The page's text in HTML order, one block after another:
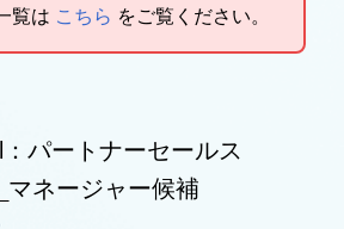
覧は こちら をご覧ください。
パートナーセールス
マネージャー候補